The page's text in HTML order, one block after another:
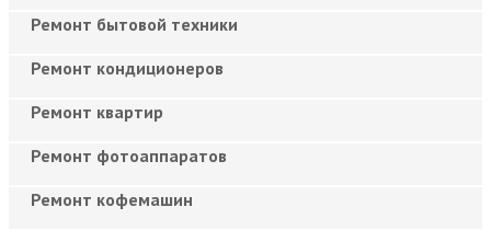
Ремонт бытовой техники
Ремонт кондиционеров
Ремонт квартир
Ремонт фотоаппаратов
Ремонт кофемашин